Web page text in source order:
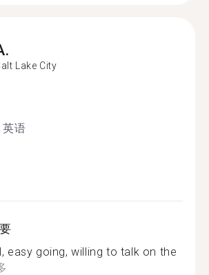
Lake City
英语
easy going, willing to talk on the